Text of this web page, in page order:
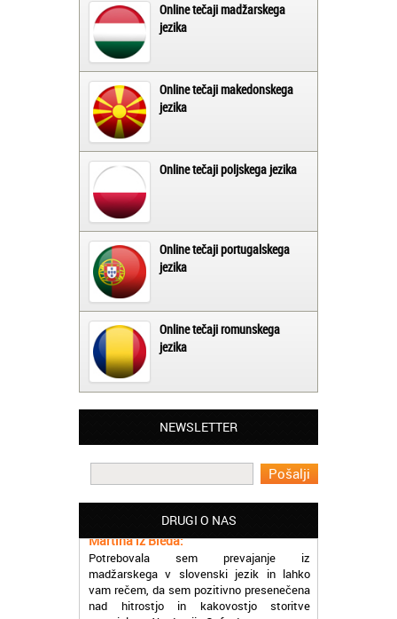
Online tečaji madžarskega
jezika
Online tečaji makedonskega
jezika
Online tečaji poljskega jezika
Online tečaji portugalskega
jezika
Online tečaji romunskega
jezika
NEWSLETTER
DRUGI O NAS
Matjaž iz Ajdovščine:
Lahko pohvalim vse zaposlene v Akademiji
Oxford, ker so resnično profesionalni in
prevajalske storitve opravljajo hitro in
Potrebovala sem prevajanje iz
madžarskega v slovenski jezik in lahko
vam rečem, da sem pozitivno presenečena
nad hitrostjo in kakovostjo storitve
prevajalcev Akademije Oxford.